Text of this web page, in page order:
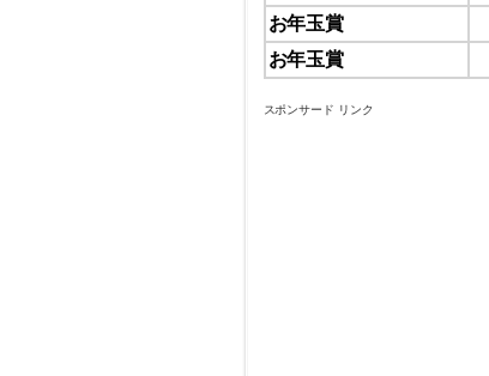
お年玉賞
お年玉賞
スポンサード リンク